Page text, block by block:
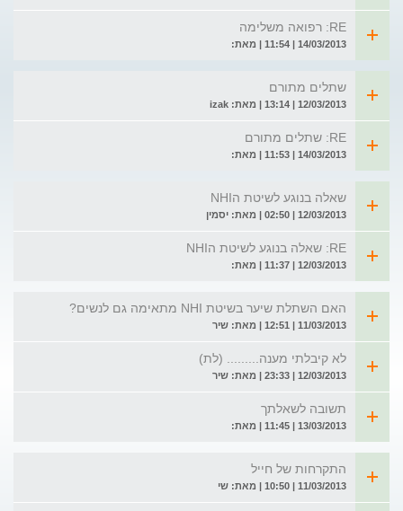
RE: רפואה משלימה
14/03/2013 | 11:54 | מאת:
שתלים מתורם
12/03/2013 | 13:14 | מאת: izak
RE: שתלים מתורם
14/03/2013 | 11:53 | מאת:
שאלה בנוגע לשיטת הNHI
12/03/2013 | 02:50 | מאת: יסמין
RE: שאלה בנוגע לשיטת הNHI
12/03/2013 | 11:37 | מאת:
האם השתלת שיער בשיטת NHI מתאימה גם לנשים?
11/03/2013 | 12:51 | מאת: שיר
לא קיבלתי מענה......... (לת)
12/03/2013 | 23:33 | מאת: שיר
תשובה לשאלתך
13/03/2013 | 11:45 | מאת:
התקרחות של חייל
11/03/2013 | 10:50 | מאת: שי